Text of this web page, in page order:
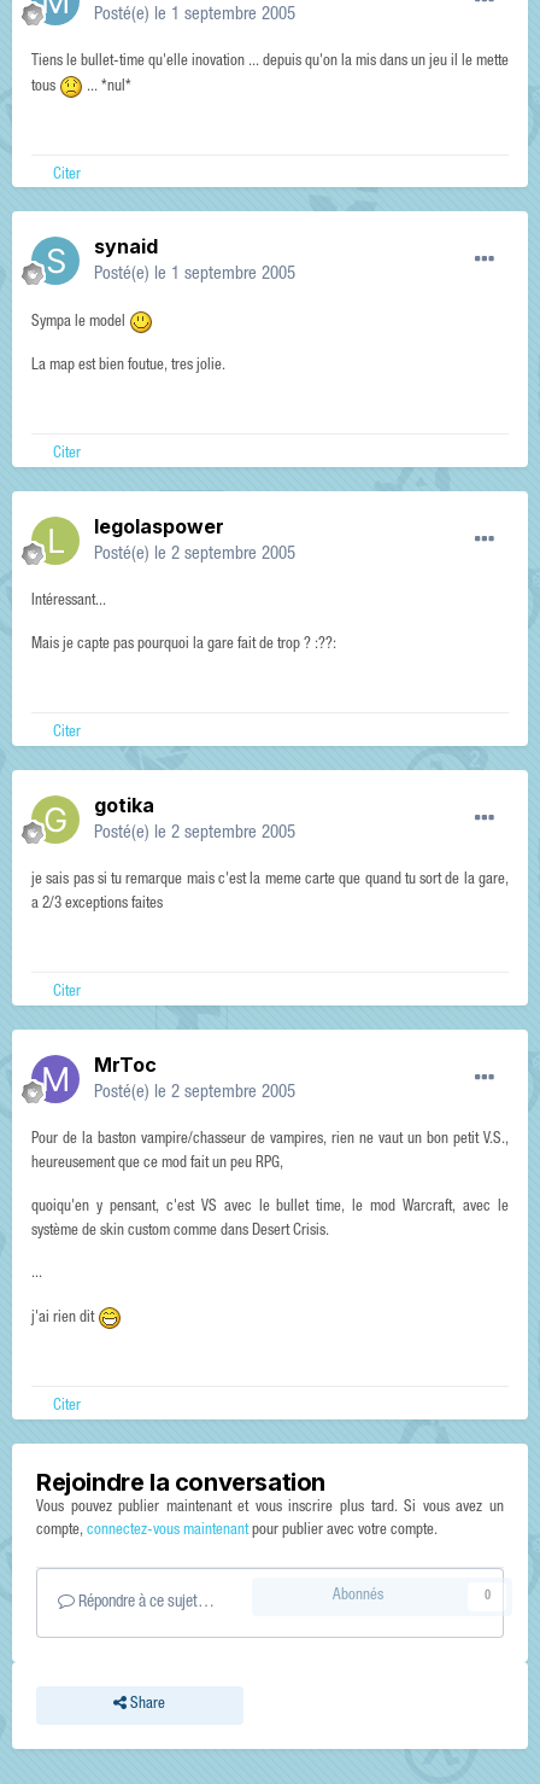
Posté(e) le 1 septembre 2005
Tiens le bullet-time qu'elle inovation ... depuis qu'on la mis dans un jeu il le mette
tous
... *nul*
Citer
synaid
Posté(e) le 1 septembre 2005
Sympa le model
La map est bien foutue, tres jolie.
Citer
legolaspower
Posté(e) le 2 septembre 2005
Intéressant...
Mais je capte pas pourquoi la gare fait de trop ? :??:
Citer
gotika
Posté(e) le 2 septembre 2005
je sais pas si tu remarque mais c'est la meme carte que quand tu sort de la gare,
a 2/3 exceptions faites
Citer
MrToc
Posté(e) le 2 septembre 2005
Pour de la baston vampire/chasseur de vampires, rien ne vaut un bon petit V.S.,
heureusement que ce mod fait un peu RPG,
quoiqu'en y pensant, c'est VS avec le bullet time, le mod Warcraft, avec le
système de skin custom comme dans Desert Crisis.
...
j'ai rien dit
Citer
Rejoindre la conversation
Vous pouvez publier maintenant et vous inscrire plus tard. Si vous avez un
compte, connectez-vous maintenantpour publier avec votre compte.
Répondre à ce sujet…
Share
Abonnés 0